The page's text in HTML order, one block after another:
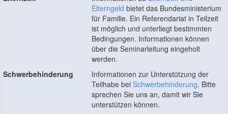
Elterngeld bietet das Bundesministerium
für Familie. Ein Referendariat in Teilzeit
ist möglich und unterliegt bestimmten
Bedingungen. Informationen können
über die Seminarleitung eingeholt
werden.
Schwerbehinderung
Informationen zur Unterstützung der
Teilhabe bei Schwerbehinderung. Bitte
sprechen Sie uns an, damit wir Sie
unterstützen können.